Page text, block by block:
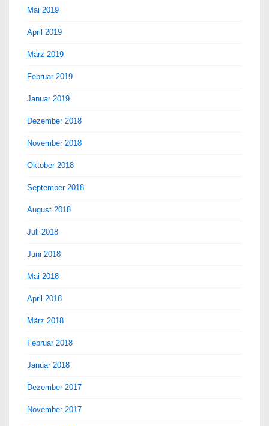
Mai 2019
April 2019
März 2019
Februar 2019
Januar 2019
Dezember 2018
November 2018
Oktober 2018
September 2018
August 2018
Juli 2018
Juni 2018
Mai 2018
April 2018
März 2018
Februar 2018
Januar 2018
Dezember 2017
November 2017